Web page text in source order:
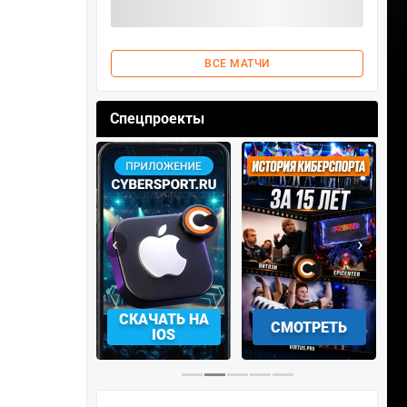
ВСЕ МАТЧИ
Спецпроекты
СМОТРЕТЬ УЧАСТВОВАТЬ
‹ ›